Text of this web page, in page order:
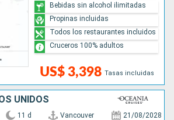
US$ 3,398 Tasas incluidas
Bebidas sin alcohol ilimitadas
Propinas incluidas
Todos los restaurantes incluidos
Cruceros 100% adultos
UNIDOS
11 d Vancouver 21/08/2028